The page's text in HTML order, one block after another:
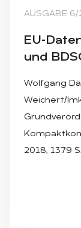
AUSGABE
EU-
und
Wolfgang
Weichert/
2018, 1379